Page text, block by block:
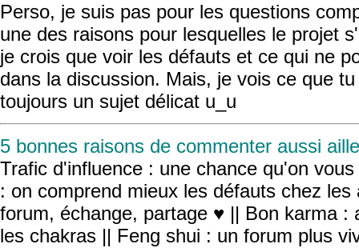
Perso, je suis pas pour les questions
une des raisons pour lesquelles le projet
je crois que voir les défauts et ce qui ne
dans la discussion. Mais, je vois ce que
toujours un sujet délicat u_u
5 bonnes raisons de commenter aussi
Trafic d'influence : une chance qu'on
: on comprend mieux les défauts chez
forum, échange, partage ♥ || Bon karma :
les chakras || Feng shui : un forum plus